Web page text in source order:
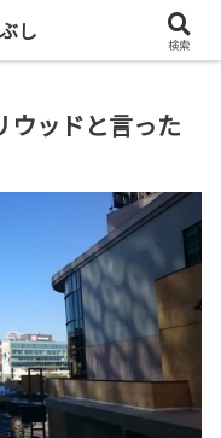
もう
ッドと言った
し
検索